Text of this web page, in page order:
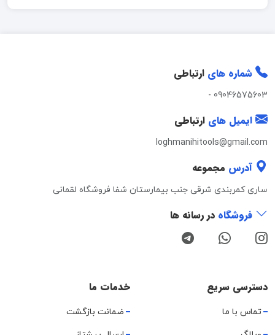
شماره های ارتباطی
09046575603
-
ایمیل های ارتباطی
loghmanihitools@gmail.com
آدرس مجموعه
ساری کمربندی شرقی جنب بیمارستان شفا فروشگاه لقمانی
فروشگاه در رسانه ها
دسترسی سریع
تماس با ما
خدمات ما
ضمانت بازگشت